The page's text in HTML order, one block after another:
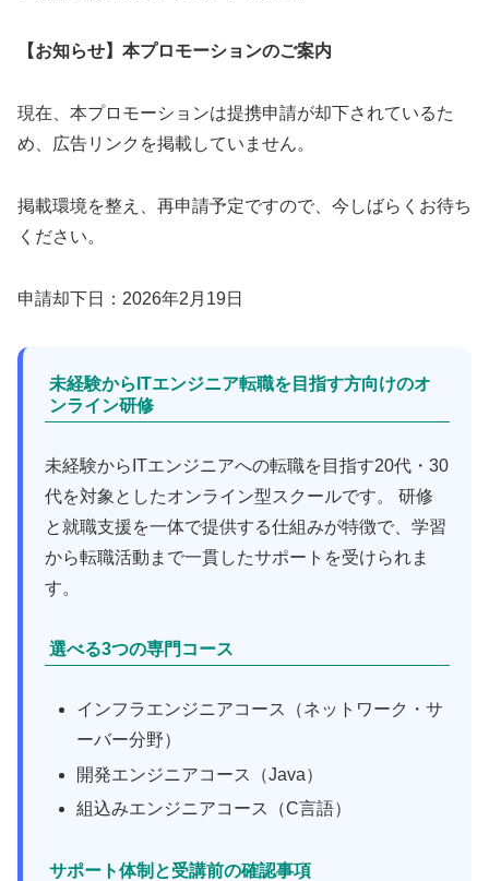
【お知らせ】本プロモーションのご案内
現在、本プロモーションは提携申請が却下されているた
め、広告リンクを掲載していません。
掲載環境を整え、再申請予定ですので、今しばらくお待ち
ください。
申請却下日：2026年2月19日
未経験からITエンジニア転職を目指す方向けのオ
ンライン研修
未経験からITエンジニアへの転職を目指す20代・30
代を対象としたオンライン型スクールです。 研修
と就職支援を一体で提供する仕組みが特徴で、学習
から転職活動まで一貫したサポートを受けられま
す。
選べる3つの専門コース
インフラエンジニアコース（ネットワーク・サ
ーバー分野）
開発エンジニアコース（Java）
組込みエンジニアコース（C言語）
サポート体制と受講前の確認事項